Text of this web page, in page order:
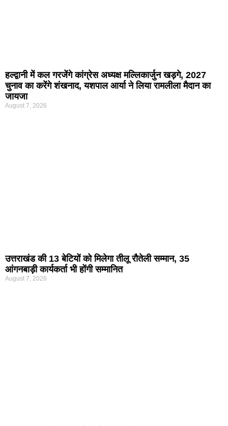
हल्द्वानी में कल गरजेंगे कांग्रेस अध्यक्ष मल्लिकार्जुन खड़गे, 2027
चुनाव का करेंगे शंखनाद, यशपाल आर्या ने लिया रामलीला मैदान का
जायजा
August 7, 2026
उत्तराखंड की 13 बेटियों को मिलेगा तीलू रौतेली सम्मान, 35
आंगनबाड़ी कार्यकर्ता भी होंगी सम्मानित
August 7, 2026